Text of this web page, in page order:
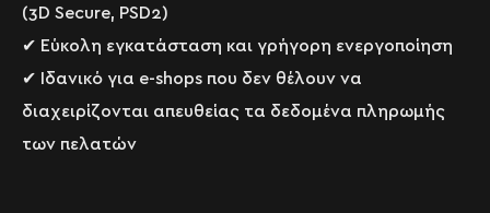
(3D Secure, PSD2)
✔ Εύκολη εγκατάσταση και γρήγορη ενεργοποίηση
✔ Ιδανικό για e-shops που δεν θέλουν να
διαχειρίζονται απευθείας τα δεδομένα πληρωμής
των πελατών